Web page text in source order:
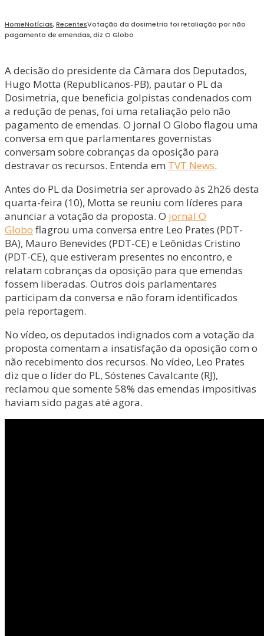
HomeNotícias,RecentesVotação da dosimetria foi retaliação por não
pagamento de emendas, diz O Globo
A decisão do presidente da Câmara dos Deputados,
Hugo Motta (Republicanos-PB), pautar o PL da
Dosimetria, que beneficia golpistas condenados com
a redução de penas, foi uma retaliação pelo não
pagamento de emendas. O jornal O Globo flagou uma
conversa em que parlamentares governistas
conversam sobre cobranças da oposição para
destravar os recursos. Entenda em TVT News.
Antes do PL da Dosimetria ser aprovado às 2h26 desta
quarta-feira (10), Motta se reuniu com líderes para
anunciar a votação da proposta. O jornal O
Globo flagrou uma conversa entre Leo Prates (PDT-
BA), Mauro Benevides (PDT-CE) e Leônidas Cristino
(PDT-CE), que estiveram presentes no encontro, e
relatam cobranças da oposição para que emendas
fossem liberadas. Outros dois parlamentares
participam da conversa e não foram identificados
pela reportagem.
No vídeo, os deputados indignados com a votação da
proposta comentam a insatisfação da oposição com o
não recebimento dos recursos. No vídeo, Leo Prates
diz que o líder do PL, Sóstenes Cavalcante (RJ),
reclamou que somente 58% das emendas impositivas
haviam sido pagas até agora.